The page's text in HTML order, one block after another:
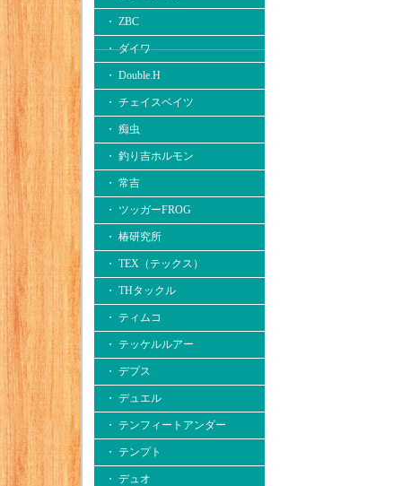
・ ZBC
・ ダイワ
・ Double.H
・ チェイスベイツ
・ 痴虫
・ 釣り吉ホルモン
・ 常吉
・ ツッガーFROG
・ 椿研究所
・ TEX（テックス）
・ THタックル
・ ティムコ
・ テッケルルアー
・ デプス
・ デュエル
・ テンフィートアンダー
・ テンプト
・ デュオ